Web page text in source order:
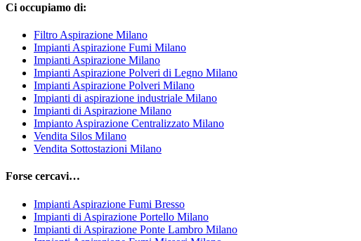
Ci occupiamo di:
Filtro Aspirazione Milano
Impianti Aspirazione Fumi Milano
Impianti Aspirazione Milano
Impianti Aspirazione Polveri di Legno Milano
Impianti Aspirazione Polveri Milano
Impianti di aspirazione industriale Milano
Impianti di Aspirazione Milano
Impianto Aspirazione Centralizzato Milano
Vendita Silos Milano
Vendita Sottostazioni Milano
Forse cercavi…
Impianti Aspirazione Fumi Bresso
Impianti di Aspirazione Portello Milano
Impianti di Aspirazione Ponte Lambro Milano